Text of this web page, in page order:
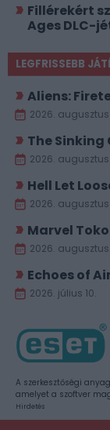
Fillérekért
Ages DLC-
LEGFRISSEBB
Aliens:
2026. augusztus
The Sinking
2026. augusztus
Hell Let
2026. augusztus
Marvel
2026.
Echoes of
2026. július 10.
A szerkesztőségi
amelyet a szoftver
Hirdetés